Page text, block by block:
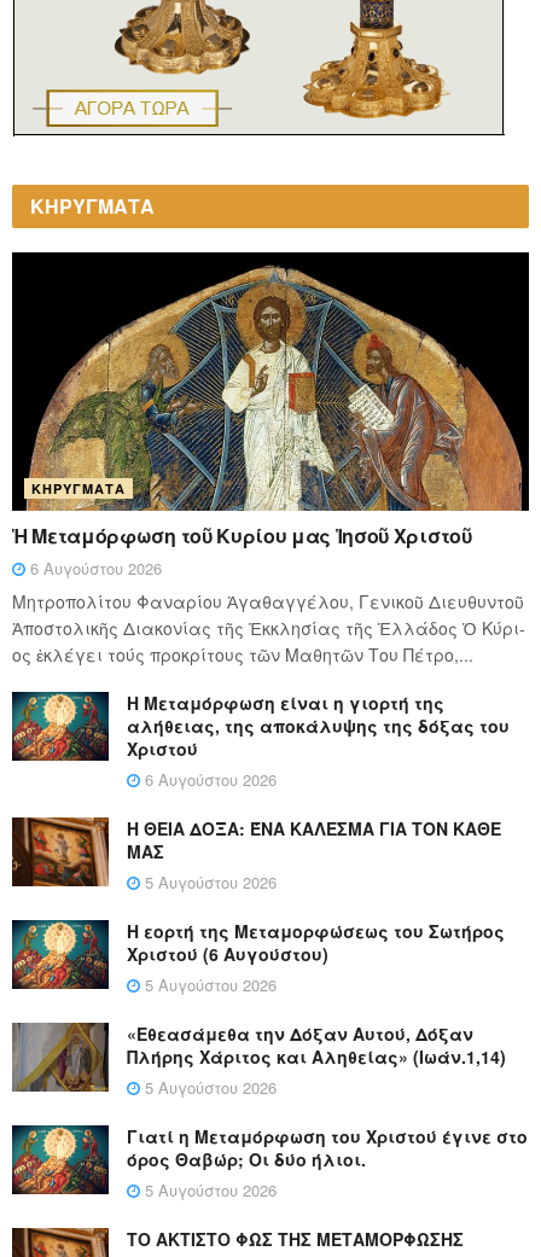
ΚΗΡΥΓΜΑΤΑ
ΚΗΡΎΓΜΑΤΑ
Ἡ Μεταμόρφωση τοῦ Κυρίου μας Ἰησοῦ Χριστοῦ
6 Αυγούστου 2026
Μητροπολίτου Φαναρίου Ἀγαθαγγέλου, Γενικοῦ Διευθυντοῦ
Ἀποστολικῆς Διακονίας τῆς Ἐκκλησίας τῆς Ἑλλάδος Ὁ Κύ­ρι­
ος ἐκλέγει τούς προ­κρί­τους τῶν Μα­θη­τῶν Του Πέ­τρο,...
Η Μεταμόρφωση είναι η γιορτή της
αλήθειας, της αποκάλυψης της δόξας του
Χριστού
6 Αυγούστου 2026
Η ΘΕΙΑ ΔΟΞΑ: ΈΝΑ ΚΑΛΕΣΜΑ ΓΙΑ ΤΟΝ ΚΑΘΕ
ΜΑΣ
5 Αυγούστου 2026
Η εορτή της Μεταμορφώσεως του Σωτήρος
Χριστού (6 Αυγούστου)
5 Αυγούστου 2026
«Εθεασάμεθα την Δόξαν Αυτού, Δόξαν
Πλήρης Χάριτος και Αληθείας» (Ιωάν.1,14)
5 Αυγούστου 2026
Γιατί η Μεταμόρφωση του Χριστού έγινε στο
όρος Θαβώρ; Οι δύο ήλιοι.
5 Αυγούστου 2026
ΤΟ ΑΚΤΙΣΤΟ ΦΩΣ ΤΗΣ ΜΕΤΑΜΟΡΦΩΣΗΣ